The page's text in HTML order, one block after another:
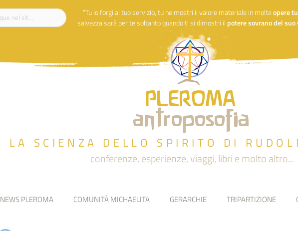
"Tu lo forgi al tuo servizio, tu ne mostri il valore materiale in molteopere
salvezza sarà per te soltanto quando ti si dimostri il potere sovrano del suo
PLEROMA
antroposofia
LA SCIENZA DELLO SPIRITO DI
conferenze, esperienze, viaggi, libri e molto altro...
NEWS PLEROMA COMUNITÀ MICHAELITA GERARCHIE TRIPARTIZIONE